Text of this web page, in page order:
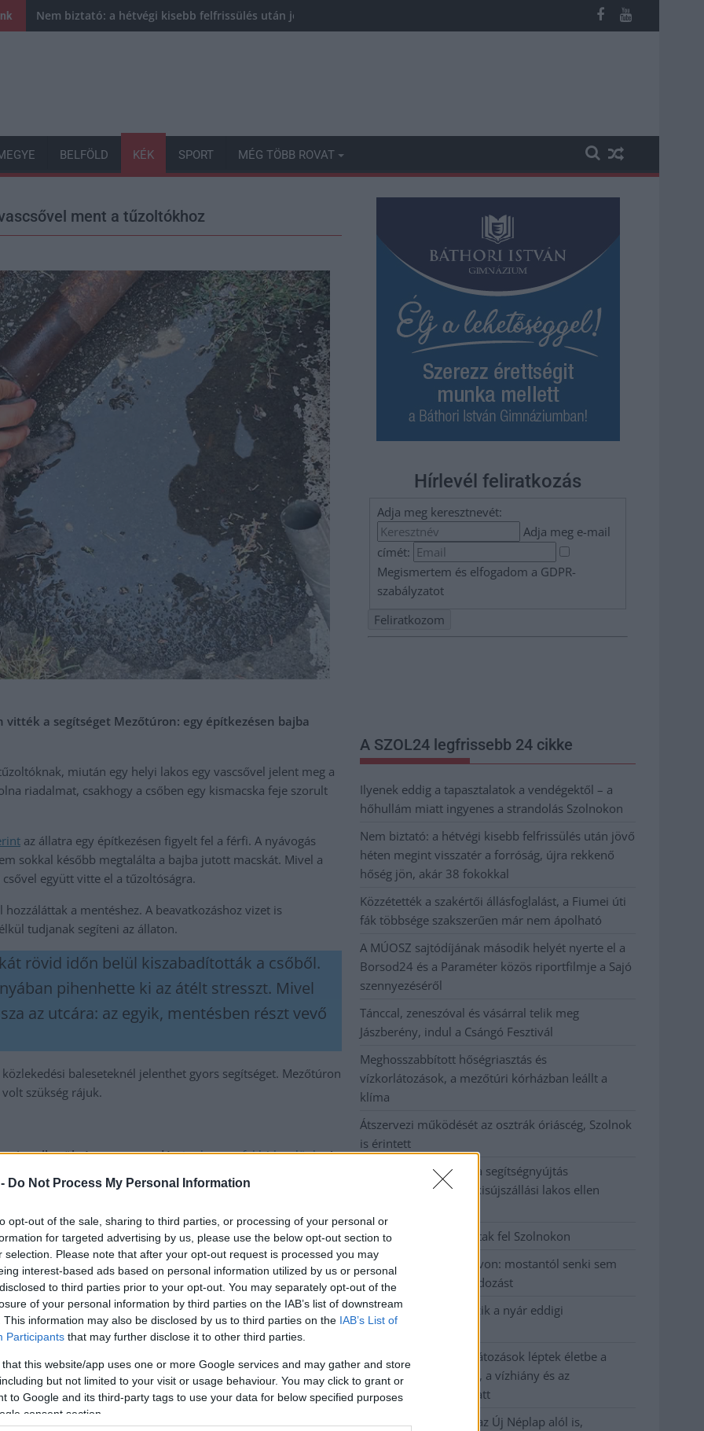
Do Not Process My Personal Information
opt-out of the sale, sharing to third parties, or processing of your personal or
for targeted advertising by us, please use the below opt-out section to
selection. Please note that after your opt-out request is processed you may
interest-based ads based on personal information utilized by us or personal
to third parties prior to your opt-out. You may separately opt-out of the
of your personal information by third parties on the IAB’s list of downstream
This information may also be disclosed by us to third parties on the IAB’s List of
Participants that may further disclose it to other third parties.
that this website/app uses one or more Google services and may gather and store
but not limited to your visit or usage behaviour. You may click to grant or
to Google and its third-party tags to use your data for below specified purposes
consent section.
Nem biztató: a hétvégi kisebb felfrissülés után jövő héten megint visszatér a forróság, újra rekkenő hőség jön, akár 38
BELFÖLD KÉK SPORT MÉG TÖBB ROVAT
ment a tűzoltókhoz
a segítséget Mezőtúron: egy építkezésen bajba
miután egy helyi lakos egy vascsővel jelent meg a
riadalmat, csakhogy a csőben egy kismacska feje szorult
az állatra egy építkezésen figyelt fel a férfi. A nyávogás
sokkal később megtalálta a bajba jutott macskát. Mivel a
együtt vitte el a tűzoltóságra.
a mentéshez. A beavatkozáshoz vizet is
tudjanak segíteni az állaton.
rövid időn belül kiszabadították a csőből.
pihenhette ki az átélt stresszt. Mivel
az utcára: az egyik, mentésben részt vevő
baleseteknél jelenthet gyors segítséget. Mezőtúron
szükség rájuk.
elkerülné a propagandát,iratkozzon fel hírlevelünkre!
ide és csatlakozzon adománygyűjtésünkhöz!
Kézbe vehették a múlt darabjait a szolnoki látássérültek
Budapesten
Hírlevél feliratkozás
Adja meg keresztnevét:
Adja meg e-mail
címét:
Megismertem és elfogadom a GDPR-
szabályzatot
A SZOL24 legfrissebb 24 cikke
Ilyenek eddig a tapasztalatok a vendégektől – a
hőhullám miatt ingyenes a strandolás Szolnokon
Nem biztató: a hétvégi kisebb felfrissülés után jövő
héten megint visszatér a forróság, újra rekkenő
hőség jön, akár 38 fokokkal
Közzétették a szakértői állásfoglalást, a Fiumei úti
fák többsége szakszerűen már nem ápolható
A MÚOSZ sajtódíjának második helyét nyerte el a
Borsod24 és a Paraméter közös riportfilmje a Sajó
szennyezéséről
Tánccal, zeneszóval és vásárral telik meg
Jászberény, indul a Csángó Fesztivál
Meghosszabbított hőségriasztás és
vízkorlátozások, a mezőtúri kórházban leállt a
klíma
Átszervezi működését az osztrák óriáscég, Szolnok
is érintett
Tragédiába torkollott a segítségnyújtás
elmulasztása, három kisújszállási lakos ellen
Hatalmas lángok csaptak fel Szolnokon
Vízitraffipax a Tisza-tavon: mostantól senki sem
úszhatja meg a száguldozást
Szolnokra is megérkezik a nyár eddigi
legkeményebb napja
Már Szolnokon is korlátozások léptek életbe a
tartós hatalmas hőség, a vízhiány és az
áramtakarékosság miatt
A NER kihúzta a talajt az Új Néplap alól is,